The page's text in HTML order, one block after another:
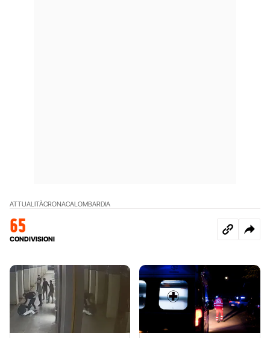
ATTUALITÀCRONACALOMBARDIA
65
CONDIVISIONI